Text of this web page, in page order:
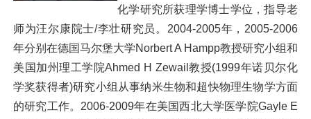
化学研究所获理学博士学位，指导老
师为汪尔康院士/李壮研究员。2004-2005年，2005-2006
年分别在德国马尔堡大学Norbert A Hampp教授研究小组和
美国加州理工学院Ahmed H Zewail教授(1999年诺贝尔化
学奖获得者)研究小组从事纳米生物和超快物理生物学方面
的研究工作。2006-2009年在美国西北大学医学院Gayle E